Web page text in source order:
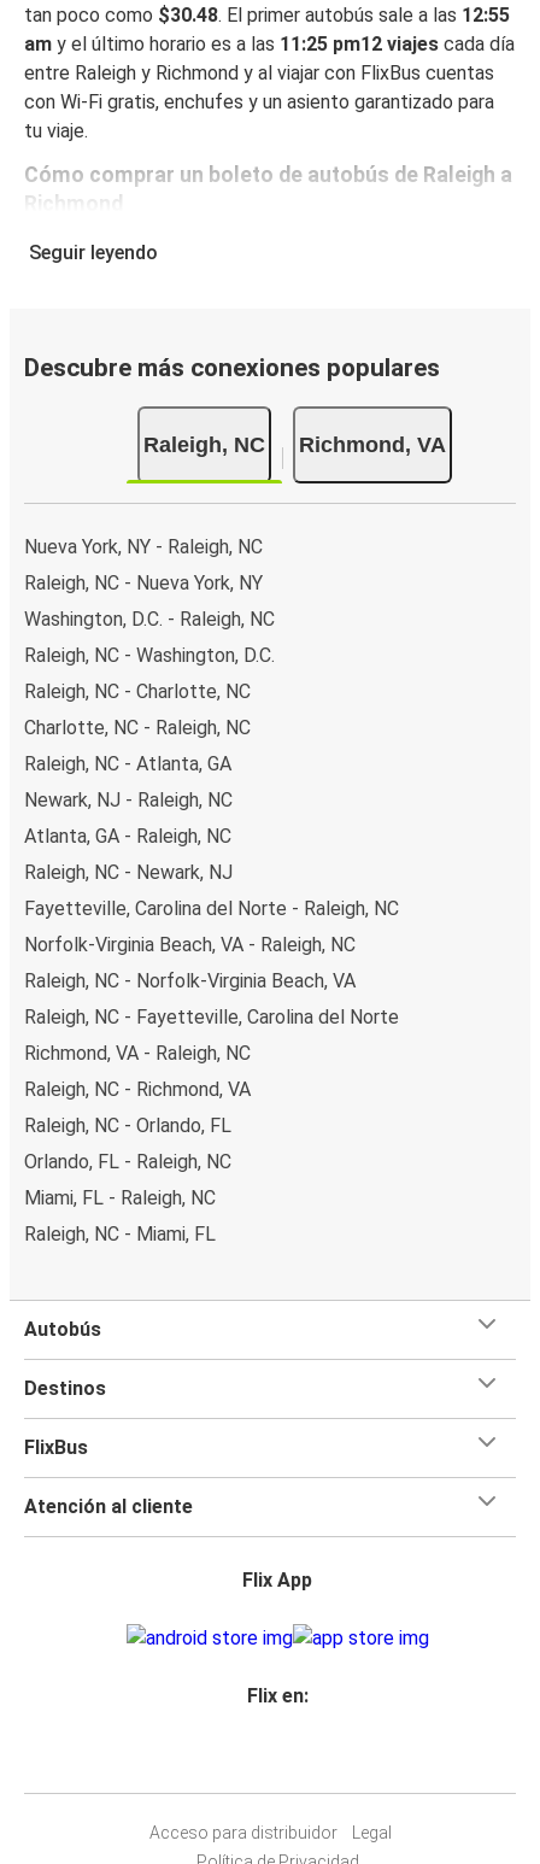
tan poco como $30.48. El primer autobús sale a las 12:55
am y el último horario es a las 11:25 pm12 viajes cada día
entre Raleigh y Richmond y al viajar con FlixBus cuentas
con Wi-Fi gratis, enchufes y un asiento garantizado para
tu viaje.
Cómo comprar un boleto de autobús de Raleigh a
Richmond
Reservar un boleto con FlixBus es muy fácil: en este sitio
formas de pago en línea seguras, como tarjeta de crédito,
Seguir leyendo
Descubre más conexiones populares
Raleigh, NC Richmond, VA
Nueva York, NY - Raleigh, NC
Raleigh, NC - Nueva York, NY
Washington, D.C. - Raleigh, NC
Raleigh, NC - Washington, D.C.
Raleigh, NC - Charlotte, NC
Charlotte, NC - Raleigh, NC
Raleigh, NC - Atlanta, GA
Newark, NJ - Raleigh, NC
Atlanta, GA - Raleigh, NC
Raleigh, NC - Newark, NJ
Fayetteville, Carolina del Norte - Raleigh, NC
Norfolk-Virginia Beach, VA - Raleigh, NC
Raleigh, NC - Norfolk-Virginia Beach, VA
Raleigh, NC - Fayetteville, Carolina del Norte
Richmond, VA - Raleigh, NC
Raleigh, NC - Richmond, VA
Raleigh, NC - Orlando, FL
Orlando, FL - Raleigh, NC
Miami, FL - Raleigh, NC
Raleigh, NC - Miami, FL
Autobús
Destinos
FlixBus
Atención al cliente
Flix App
Flix en:
Acceso para distribuidor
Legal